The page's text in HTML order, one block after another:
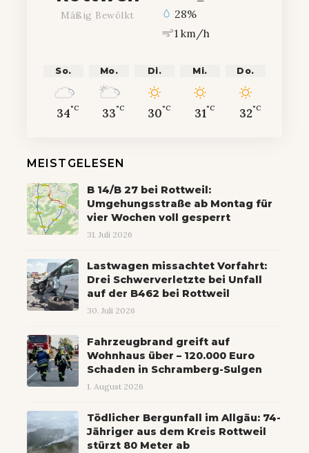
Mäßig Bewölkt
28%
1 km/h
So.
34°C
Mo.
33°C
Di.
30°C
Mi.
31°C
Do.
32°C
MEISTGELESEN
B 14/B 27 bei Rottweil:
Umgehungsstraße ab Montag für
vier Wochen voll gesperrt
31. Juli 2026
Lastwagen missachtet Vorfahrt:
Drei Schwerverletzte bei Unfall
auf der B462 bei Rottweil
30. Juli 2026
Fahrzeugbrand greift auf
Wohnhaus über – 120.000 Euro
Schaden in Schramberg-Sulgen
1. August 2026
Tödlicher Bergunfall im Allgäu: 74-
Jähriger aus dem Kreis Rottweil
stürzt 80 Meter ab